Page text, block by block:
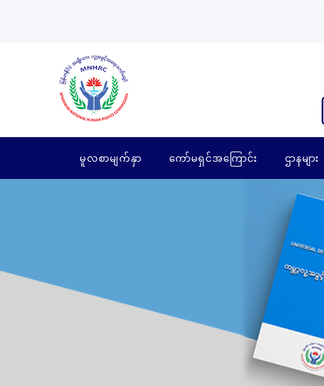
မူလစာမျက်နှာ ကော်မရှင်အကြောင်း ဌာနများ